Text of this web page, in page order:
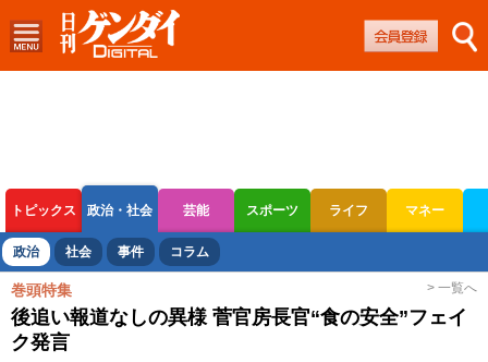
トピックス 政治・社会 芸能 スポーツ ライフ マネー
ボートレース 競輪 オートレース
政治 社会 事件 コラム
巻頭特集 > 一覧へ
後追い報道なしの異様 菅官房長官“食の安全”フェイ
ク発言